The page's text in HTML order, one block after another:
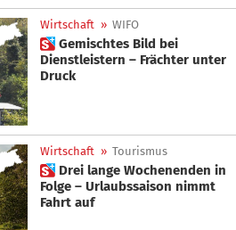
Wirtschaft » WIFO
 Gemischtes Bild bei
Dienstleistern – Frächter unter
Druck
Wirtschaft » Tourismus
 Drei lange Wochenenden in
Folge – Urlaubssaison nimmt
Fahrt auf